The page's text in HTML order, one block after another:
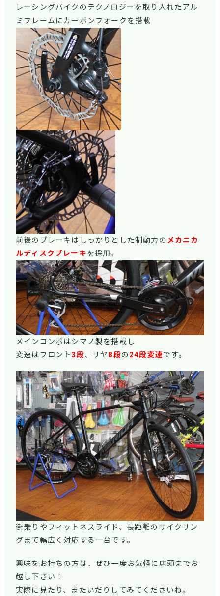
レーシングバイクのテクノロジーを取り入れたアル
ミフレームにカーボンフォークを搭載
前後のブレーキはしっかりとした制動力の メカニカ
ルディスクブレーキを採用。
メインコンポはシマノ製を搭載し
変速はフロント 3段、リヤ8段の 24段変速です。
街乗りやフィットネスライド、長距離のサイクリン
グまで幅広く対応する一台です。
興味をお持ちの方は、ぜひ一度お気軽に店頭までお
越し下さい！
実際に見たり、またいだりしてみてくださいね。